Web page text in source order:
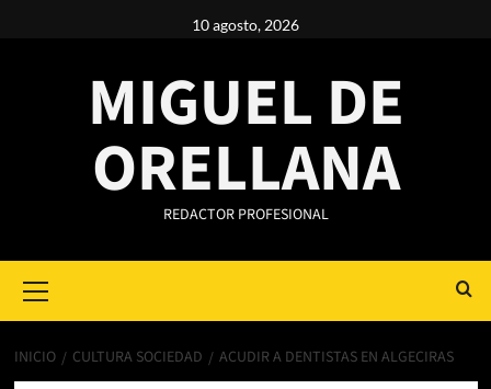
10 agosto, 2026
MIGUEL DE
ORELLANA
REDACTOR PROFESIONAL
Menu
INICIO CULTURA SOCIEDAD ACUDIR A DENTISTAS EN ALGECIRAS